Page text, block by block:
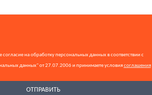
на обработку персональных данных в соответствии с
данных" от 27.07.2006 и принимаете условиясоглашения